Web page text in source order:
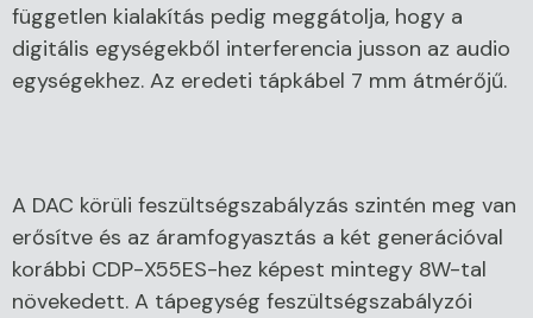
független kialakítás pedig meggátolja, hogy a
digitális egységekből interferencia jusson az audio
egységekhez. Az eredeti tápkábel 7 mm átmérőjű.
A DAC körüli feszültségszabályzás szintén meg van
erősítve és az áramfogyasztás a két generációval
korábbi CDP-X55ES-hez képest mintegy 8W-tal
növekedett. A tápegység feszültségszabályzói